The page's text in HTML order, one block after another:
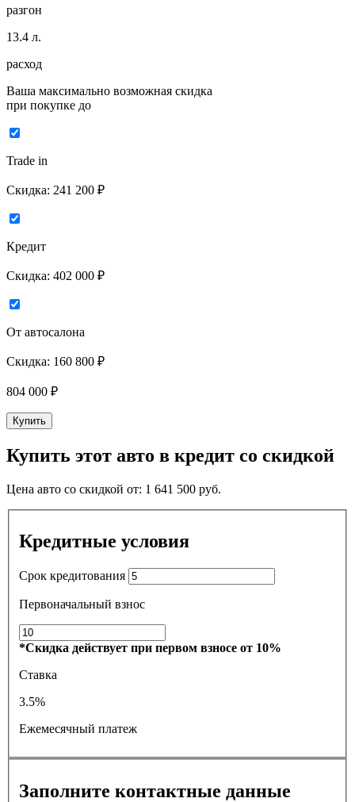
разгон
13.4 л.
расход
Ваша максимально возможная скидка
при покупке до
Trade in
Скидка: 241 200 ₽
Кредит
Скидка: 402 000 ₽
От автосалона
Скидка: 160 800 ₽
804 000 ₽
Купить
Купить этот авто в кредит со скидкой
Цена авто со скидкой от: 1 641 500 руб.
Кредитные условия
Срок кредитования
Первоначальный взнос
*Скидка действует при первом взносе от 10%
Ставка
3.5%
Ежемесячный платеж
Заполните контактные данные